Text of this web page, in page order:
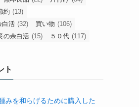
約 (13)
白活 (32) 買い物 (106)
の余白活 (15) ５０代 (117)
ト
みを和らげるために購入した